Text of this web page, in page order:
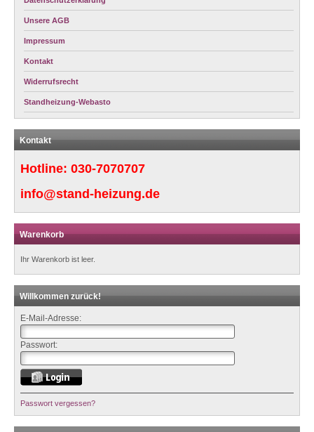
Unsere AGB
Impressum
Kontakt
Widerrufsrecht
Standheizung-Webasto
Kontakt
Hotline: 030-7070707
info@stand-heizung.de
Warenkorb
Ihr Warenkorb ist leer.
Willkommen zurück!
E-Mail-Adresse:
Passwort:
Passwort vergessen?